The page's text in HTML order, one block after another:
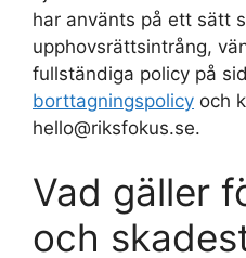
har använts på ett sätt
upphovsrättsintrång,
fullständiga policy på
borttagningspolicy och
hello@riksfokus.se.
Vad gäller
och